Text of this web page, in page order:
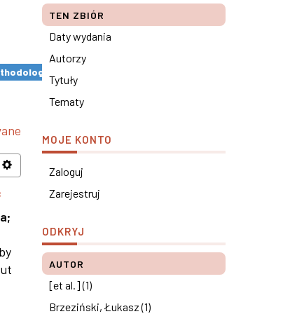
remarks ×
;
TEN ZBIÓR
Daty wydania
Autorzy
Tytuły
Tematy
MOJE KONTO
Zaloguj
Zarejestruj
ODKRYJ
AUTOR
[et al.] (1)
Brzeziński, Łukasz (1)